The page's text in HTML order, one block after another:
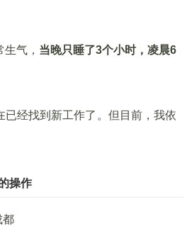
气， 当晚只睡了3个小时，凌晨6
已经找到新工作了。但目前，我依
操作
都